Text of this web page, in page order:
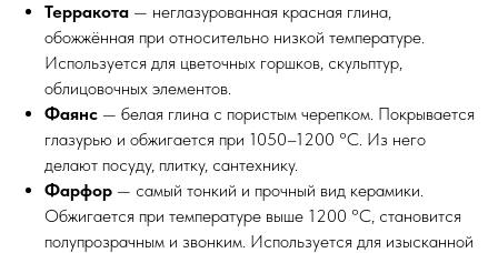
Терракота — неглазурованная красная глина,
обожжённая при относительно низкой температуре.
Используется для цветочных горшков, скульптур,
облицовочных элементов.
Фаянс — белая глина с пористым черепком. Покрывается
глазурью и обжигается при 1050–1200 °C. Из него
делают посуду, плитку, сантехнику.
Фарфор — самый тонкий и прочный вид керамики.
Обжигается при температуре выше 1200 °C, становится
полупрозрачным и звонким. Используется для изысканной